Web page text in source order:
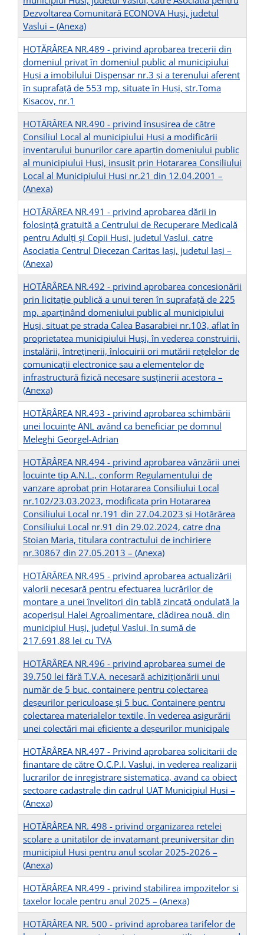
Dezvoltarea Comunitară ECONOVA Huși, judetul
Vaslui – (Anexa)
HOTĂRÂREA NR.489 - privind aprobarea trecerii din
domeniul privat în domeniul public al municipiului
Huși a imobilului Dispensar nr.3 și a terenului aferent
în suprafață de 553 mp, situate în Huși, str.Toma
Kisacov, nr.1
HOTĂRÂREA NR.490 - privind însuşirea de către
Consiliul Local al municipiului Huși a modificării
inventarului bunurilor care aparţin domeniului public
al municipiului Huşi, insusit prin Hotararea Consiliului
Local al Municipiului Husi nr.21 din 12.04.2001 –
(Anexa)
HOTĂRÂREA NR.491 - privind aprobarea dării in
folosință gratuită a Centrului de Recuperare Medicală
pentru Adulți și Copii Husi, judetul Vaslui, catre
Asociatia Centrul Diecezan Caritas Iași, judetul Iași –
(Anexa)
HOTĂRÂREA NR.492 - privind aprobarea concesionării
prin licitaţie publică a unui teren în suprafaţă de 225
mp, aparţinând domeniului public al municipiului
Huşi, situat pe strada Calea Basarabiei nr.103, aflat în
proprietatea municipiului Huși, în vederea construirii,
instalării, întreținerii, înlocuirii ori mutării rețelelor de
comunicații electronice sau a elementelor de
infrastructură fizică necesare susținerii acestora –
(Anexa)
HOTĂRÂREA NR.493 - privind aprobarea schimbării
unei locuințe ANL având ca beneficiar pe domnul
Meleghi Georgel-Adrian
HOTĂRÂREA NR.494 - privind aprobarea vânzării unei
locuinte tip A.N.L., conform Regulamentului de
vanzare aprobat prin Hotararea Consiliului Local
nr.102/23.03.2023, modificata prin Hotararea
Consiliului Local nr.191 din 27.04.2023 și Hotărârea
Consiliului Local nr.91 din 29.02.2024, catre dna
Stoian Maria, titulara contractului de inchiriere
nr.30867 din 27.05.2013 – (Anexa)
HOTĂRÂREA NR.495 - privind aprobarea actualizării
valorii necesară pentru efectuarea lucrărilor de
montare a unei învelitori din tablă zincată ondulată la
acoperișul Halei Agroalimentare, clădirea nouă, din
municipiul Huși, județul Vaslui, în sumă de
217.691,88 lei cu TVA
HOTĂRÂREA NR.496 - privind aprobarea sumei de
39.750 lei fără T.V.A. necesară achiziționării unui
număr de 5 buc. containere pentru colectarea
deșeurilor periculoase și 5 buc. Containere pentru
colectarea materialelor textile, în vederea asigurării
unei colectări mai eficiente a deșeurilor municipale
HOTĂRÂREA NR.497 - Privind aprobarea solicitarii de
finantare de către O.C.P.I. Vaslui, in vederea realizarii
lucrarilor de inregistrare sistematica, avand ca obiect
sectoare cadastrale din cadrul UAT Municipiul Husi –
(Anexa)
HOTĂRÂREA NR. 498 - privind organizarea retelei
scolare a unitatilor de invatamant preuniversitar din
municipiul Husi pentru anul scolar 2025-2026 –
(Anexa)
HOTĂRÂREA NR.499 - privind stabilirea impozitelor si
taxelor locale pentru anul 2025 – (Anexa)
HOTĂRÂREA NR. 500 - privind aprobarea tarifelor de